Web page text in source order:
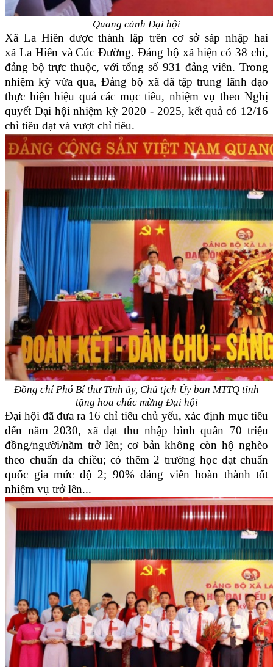
Quang cảnh Đại hội
Xã La Hiên được thành lập trên cơ sở sáp nhập hai
xã La Hiên và Cúc Đường. Đảng bộ xã hiện có 38 chi,
đảng bộ trực thuộc, với tổng số 931 đảng viên. Trong
nhiệm kỳ vừa qua, Đảng bộ xã đã tập trung lãnh đạo
thực hiện hiệu quả các mục tiêu, nhiệm vụ theo Nghị
quyết Đại hội nhiệm kỳ 2020 - 2025, kết quả có 12/16
chỉ tiêu đạt và vượt chỉ tiêu.
Đồng chí Phó Bí thư Tỉnh ủy, Chủ tịch Ủy ban MTTQ tỉnh
tặng hoa chúc mừng Đại hội
Đại hội đã đưa ra 16 chỉ tiêu chủ yếu, xác định mục tiêu
đến năm 2030, xã đạt thu nhập bình quân 70 triệu
đồng/người/năm trở lên; cơ bản không còn hộ nghèo
theo chuẩn đa chiều; có thêm 2 trường học đạt chuẩn
quốc gia mức độ 2; 90% đảng viên hoàn thành tốt
nhiệm vụ trở lên...